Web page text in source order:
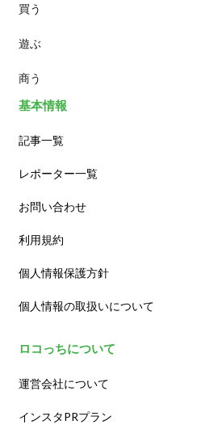
ランチ
カフェ
買う
遊ぶ
商う
基本情報
記事一覧
レポーター一覧
お問い合わせ
利用規約
個人情報保護方針
個人情報の取扱いについて
ロコっちについて
運営会社について
インスタPRプラン